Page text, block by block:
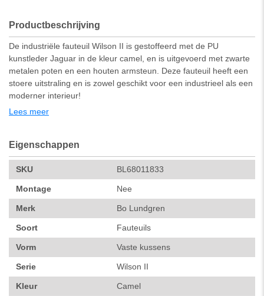
Productbeschrijving
De industriële fauteuil Wilson II is gestoffeerd met de PU
kunstleder Jaguar in de kleur camel, en is uitgevoerd met zwarte
metalen poten en een houten armsteun. Deze fauteuil heeft een
stoere uitstraling en is zowel geschikt voor een industrieel als een
moderner interieur!
63 x 72 x 83 cm (b x d x h)
Zitdiepte: 50 cm
Zithoogte: 42 cm
De fauteuil Wilson II is verkrijgbaar in meerdere kleuren. De kleur
op de foto kan per computerscherm afwijken van de werkelijkheid.
Zeker weten dat dit de kleur is die je zoekt? Vraag dan een stukje
van de stof op via de knop "kleurstaal aanvragen".
de losse zitting aan de rugleuning te monteren met behulp van
Lees meer
Eigenschappen
SKU BL68011833
Montage Nee
Merk Bo Lundgren
Soort Fauteuils
Vorm Vaste kussens
Serie Wilson II
Kleur Camel